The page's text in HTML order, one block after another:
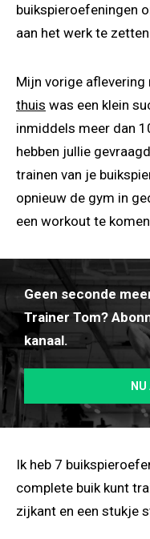
buikspieroefeningen
aan het werk te zetten.
Mijn vorige aflevering
thuis was een klein
inmiddels meer dan
hebben jullie
trainen van je
opnieuw de gym in
een workout te
Geen seconde
Trainer Tom?
kanaal.
NU
Ik heb 7
complete buik kunt
zijkant en een stukje